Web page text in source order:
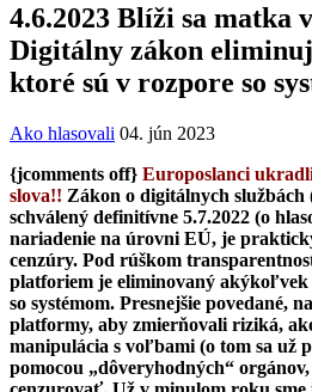
4.6.2023 Blíži sa matka
Digitálny zákon
ktoré sú v rozpore so
Ako hlasovali 04. jún 2023
{jcomments off} Europoslanci
slova!! Zákon o digitálnych
schválený definitívne 5.7.2022 (o
nariadenie na úrovni EÚ, je
cenzúry. Pod rúškom
platforiem je eliminovaný
so systémom. Presnejšie povedané,
platformy, aby zmierňovali riziká,
manipulácia s voľbami (o tom sa už
pomocou „dôveryhodných“